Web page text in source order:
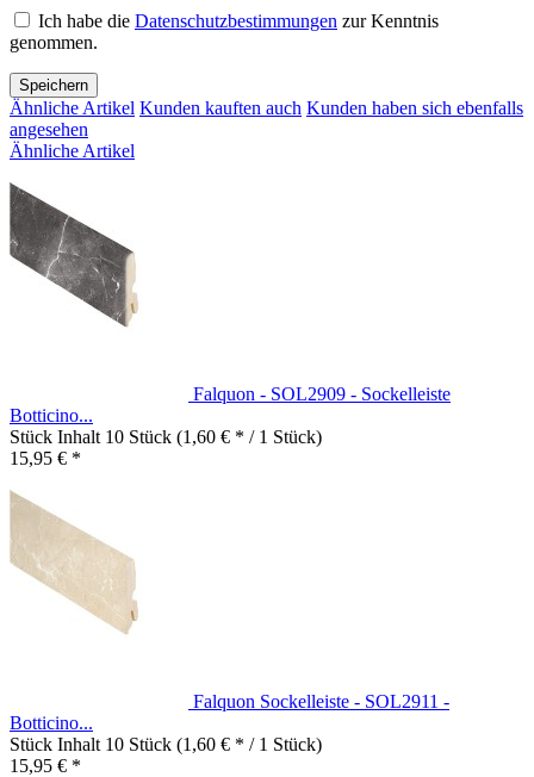
Ich habe die Datenschutzbestimmungen zur Kenntnis
genommen.
Speichern
Ähnliche Artikel Kunden kauften auch Kunden haben sich ebenfalls
angesehen
Ähnliche Artikel
Falquon - SOL2909 - Sockelleiste
Botticino...
Stück Inhalt 10 Stück (1,60 € * / 1 Stück)
15,95 € *
Falquon Sockelleiste - SOL2911 -
Botticino...
Stück Inhalt 10 Stück (1,60 € * / 1 Stück)
15,95 € *